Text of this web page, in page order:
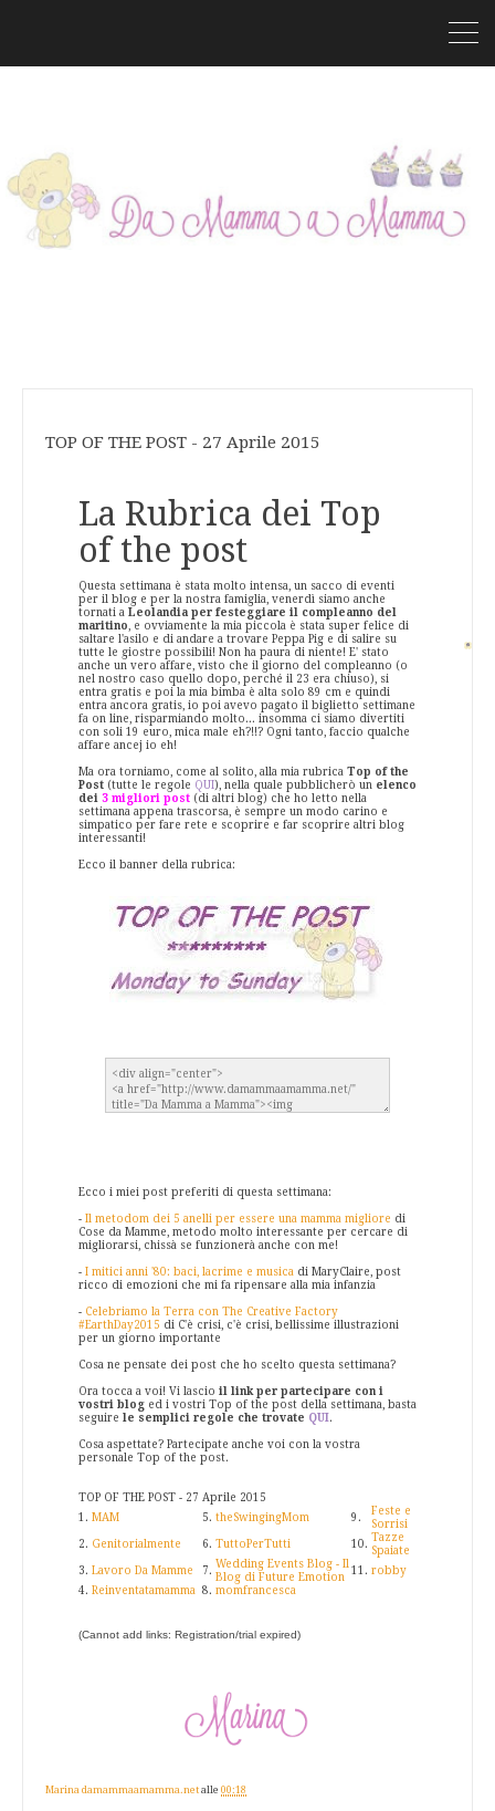
TOP OF THE POST - 27 Aprile 2015
La Rubrica dei Top
of the post
Questa settimana è stata molto intensa, un sacco di eventi
per il blog e per la nostra famiglia, venerdì siamo anche
tornati a Leolandia per festeggiare il compleanno del
maritino , e ovviamente la mia piccola è stata super felice di
saltare l'asilo e di andare a trovare Peppa Pig e di salire su
tutte le giostre possibili! Non ha paura di niente! E' stato
anche un vero affare, visto che il giorno del compleanno (o
nel nostro caso quello dopo, perché il 23 era chiuso), si
entra gratis e poi la mia bimba è alta solo 89 cm e quindi
entra ancora gratis, io poi avevo pagato il biglietto settimane
fa on line, risparmiando molto... insomma ci siamo divertiti
con soli 19 euro, mica male eh?!!? Ogni tanto, faccio qualche
affare ancej io eh!
Ma ora torniamo, come al solito, alla mia rubrica Top of the
Post (tutte le regole QUI), nella quale pubblicherò un elenco
dei 3 migliori post (di altri blog) che ho letto nella
settimana appena trascorsa, è sempre un modo carino e
simpatico per fare rete e scoprire e far scoprire altri blog
interessanti!
Ecco il banner della rubrica:
Ecco i miei post preferiti di questa settimana:
- Il metodom dei 5 anelli per essere una mamma migliore di
Cose da Mamme, metodo molto interessante per cercare di
migliorarsi, chissà se funzionerà anche con me!
- I mitici anni '80: baci, lacrime e musica di MaryClaire, post
ricco di emozioni che mi fa ripensare alla mia infanzia
- Celebriamo la Terra con The Creative Factory
#EarthDay2015 di C'è crisi, c'è crisi, bellissime illustrazioni
per un giorno importante
Cosa ne pensate dei post che ho scelto questa settimana?
Ora tocca a voi! Vi lascio il link per partecipare con i
vostri blog ed i vostri Top of the post della settimana, basta
seguire le semplici regole che trovate QUI.
Cosa aspettate? Partecipate anche voi con la vostra
personale Top of the post.
TOP OF THE POST - 27 Aprile 2015
1. MAM 5. theSwingingMom 9.
Feste e
Sorrisi
2. Genitorialmente 6. TuttoPerTutti 10.
Tazze
Spaiate
3. Lavoro Da Mamme 7.
Wedding Events Blog - Il
Blog di Future Emotion
11. robby
4. Reinventatamamma 8. momfrancesca
(Cannot add links: Registration/trial expired)
Marina damammaamamma.net alle 00:18